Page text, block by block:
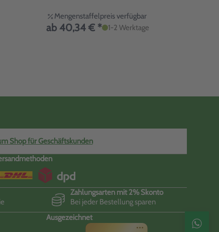
Mengenstaffelpreis verfügbar
ab 40,34 € * 1-2 Werktage
Shop für Geschäftskunden
Zahlungsarten mit 2% Skonto
Bei jeder Bestellung sparen
Ausgezeichnet